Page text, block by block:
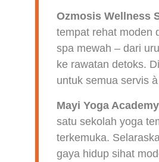
Ozmosis Wellness
tempat rehat moden
spa mewah – dari
ke rawatan detoks.
untuk semua servis
Mayi Yoga Academy
satu sekolah yoga
terkemuka.
gaya hidup sihat